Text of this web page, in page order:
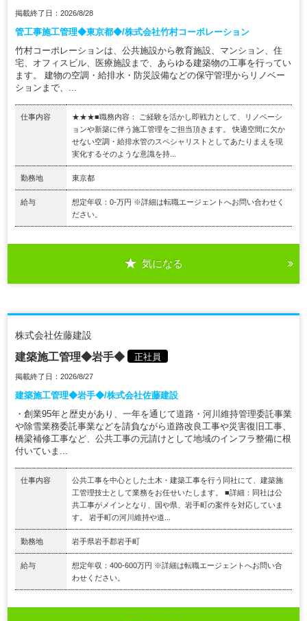
掲載終了日：2026/8/28
管工事施工管理◆東京都◆/株式会社竹村コーポレーション
竹村コーポレーションは、公共施設から教育施設、マンション、住
宅、オフィスビル、医療施設まで、あらゆる建築物の工事を行ってい
ます。 建物の空調・給排水・防災設備などの保守管理からリノベー
ションまで、...
仕事内容
★★★■職務内容： ご経験を活かし即戦力として、リノベーシ
ョンや新築に伴う施工管理をご担当頂きます。 快適空間に欠か
せない空調・給排水管のスペシャリストとしてあたりまえを現
実化するそのような意識を持...
勤務地 東京都
給与
想定年収：0-万円 ※詳細は転職エージェントへお問い合わせく
ださい。
気になる
株式会社佐藤建設
建築施工管理◆岩手◆ 正社員
掲載終了日：2026/8/27
建築施工管理◆岩手◆/株式会社佐藤建設
・創業95年と歴史があり、一年を通じて道路・河川維持管理委託事業
や除雪業務委託事業などを請負ながら道路改良工事や災害復旧工事、
橋梁補修工事など、公共工事の元請けとして地域のインフラ整備に根
付いていま...
仕事内容
公共工事を中心とした土木・建築工事を行う同社にて、建築施
工管理技士として業務をお任せいたします。 ■詳細：同社は公
共工事がメインとなり、国や県、岩手町の案件を対応していま
す。 岩手町の河川維持や道...
勤務地 岩手県岩手郡岩手町
給与
想定年収：400-600万円 ※詳細は転職エージェントへお問い合
わせください。